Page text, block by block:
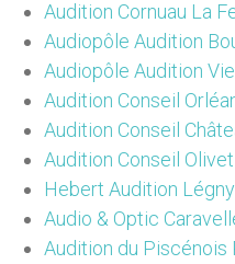
Audition Cornuau La
Audiopôle Audition
Audiopôle Audition
Audition Conseil
Audition Conseil
Audition Conseil Olivet
Hebert Audition Légny
Audio & Optic
Audition du Piscénois